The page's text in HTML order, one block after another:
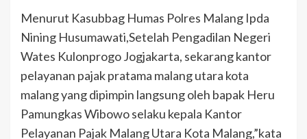
Menurut Kasubbag Humas Polres Malang Ipda
Nining Husumawati,Setelah Pengadilan Negeri
Wates Kulonprogo Jogjakarta, sekarang kantor
pelayanan pajak pratama malang utara kota
malang yang dipimpin langsung oleh bapak Heru
Pamungkas Wibowo selaku kepala Kantor
Pelayanan Pajak Malang Utara Kota Malang,”kata